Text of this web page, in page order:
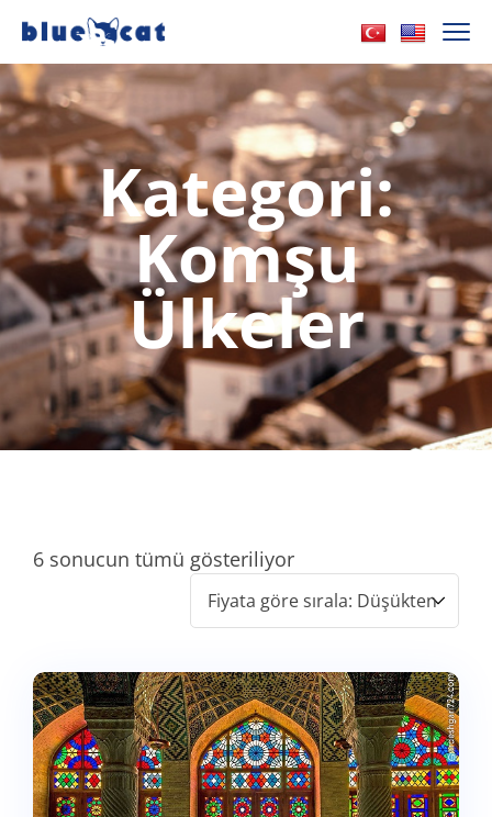
Kategori:
Komşu
Ülkeler
6 sonucun tümü gösteriliyor